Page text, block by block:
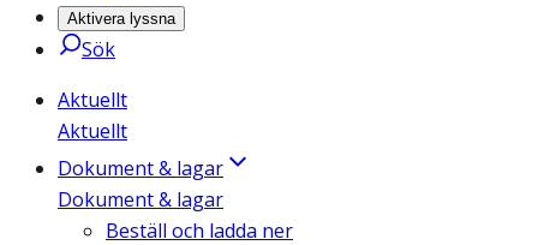
Aktivera lyssna
Sök
Aktuellt
Aktuellt
Dokument & lagar
Dokument & lagar
Beställ och ladda ner